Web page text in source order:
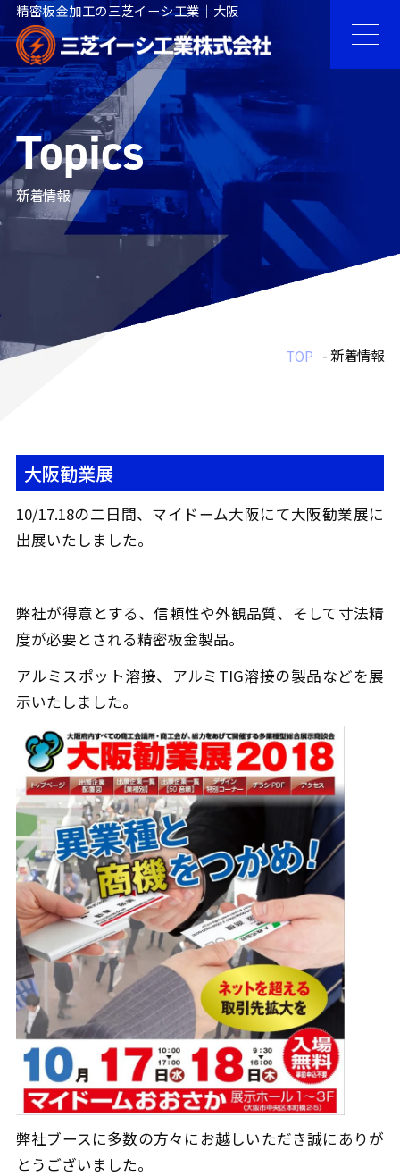
精密板金加工の三芝イーシ工業｜大阪
新着情報
Topics
TOP - 新着情報
大阪勧業展
10/17.18の二日間、マイドーム大阪にて大阪勧業展に
出展いたしました。
弊社が得意とする、信頼性や外観品質、そして寸法精
度が必要とされる精密板金製品。
アルミスポット溶接、アルミTIG溶接の製品などを展
示いたしました。
弊社ブースに多数の方々にお越しいただき誠にありが
とうございました。